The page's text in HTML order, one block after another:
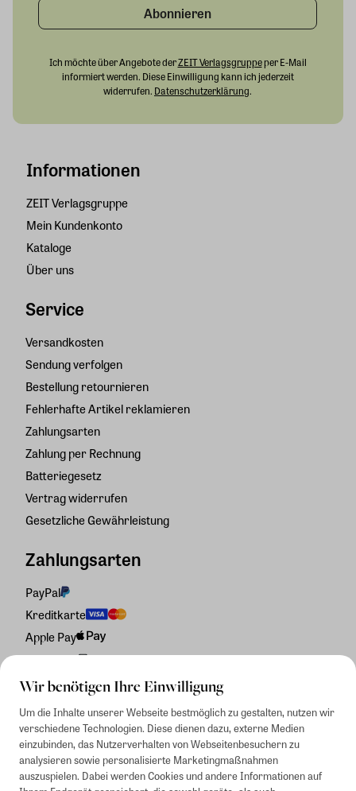
Wir benötigen Ihre Einwilligung
Um die Inhalte unserer Webseite bestmöglich zu gestalten, nutzen wir
verschiedene Technologien. Diese dienen dazu, externe Medien
einzubinden, das Nutzerverhalten von Webseitenbesuchern zu
analysieren sowie personalisierte Marketingmaßnahmen
auszuspielen. Dabei werden Cookies und andere Informationen auf
Informationen
ZEIT Verlagsgruppe
Mein Kundenkonto
Kataloge
Über uns
Service
Versandkosten
Sendung verfolgen
Bestellung retournieren
Fehlerhafte Artikel reklamieren
Zahlungsarten
Zahlung per Rechnung
Batteriegesetz
Vertrag widerrufen
Gesetzliche Gewährleistung
Zahlungsarten
PayPal
Kreditkarte
Apple Pay
Rechnung
Abonnieren
Ich möchte über Angebote derZEIT Verlagsgruppeper E-Mail
informiert werden. Diese Einwilligung kann ich jederzeit
widerrufen. Datenschutzerklärung.